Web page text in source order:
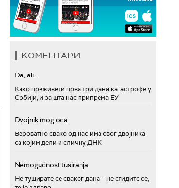
КОМЕНТАРИ
Da, ali...
Како преживети прва три дана катастрофе у
Србији, и за шта нас припрема ЕУ
Dvojnik mog oca
Вероватно свако од нас има свог двојника
са којим дели и сличну ДНК
Nemogućnost tusiranja
Не туширате се сваког дана – не стидите се,